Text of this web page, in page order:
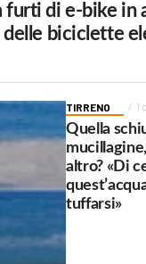
furti di e-bike in
delle biciclette
TIRRENO 1
Quella
altro? «Di
tuffarsi»